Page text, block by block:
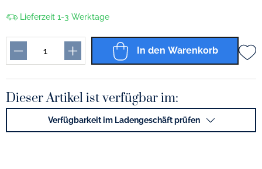
Lieferzeit 1-3 Werktage
In den Warenkorb
Dieser Artikel ist verfügbar im:
Verfügbarkeit im Ladengeschäft prüfen